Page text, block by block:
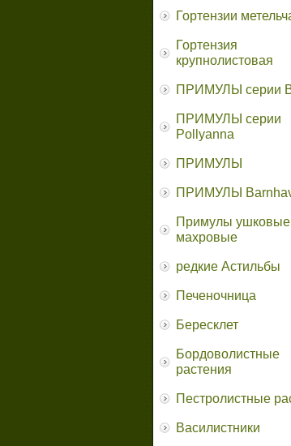
Гортензии
Гортензия
крупнолистовая
ПРИМУЛЫ серии
ПРИМУЛЫ серии
Pollyanna
ПРИМУЛЫ
ПРИМУЛЫ
Примулы ушковые
махровые
редкие Астильбы
Печеночница
Бересклет
Бордоволистные
растения
Пестролистные
Василистники